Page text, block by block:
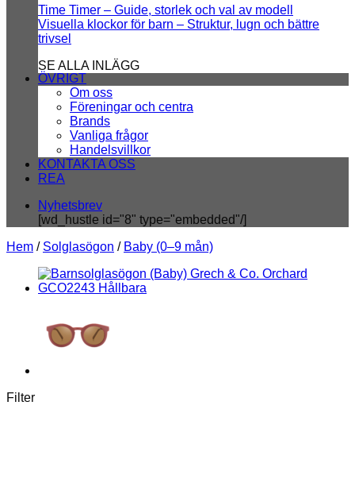
Time Timer – Guide, storlek och val av modell
Visuella klockor för barn – Struktur, lugn och bättre
trivsel
SE ALLA INLÄGG
ÖVRIGT
Om oss
Föreningar och centra
Brands
Vanliga frågor
Handelsvillkor
KONTAKTA OSS
REA
Nyhetsbrev
[wd_hustle id="8" type="embedded"/]
Hem / Solglasögon / Baby (0–9 mån)
Filter